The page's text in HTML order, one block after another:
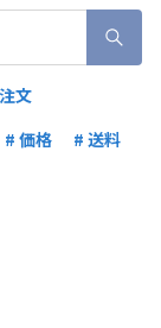
文
# 価格
# 送料